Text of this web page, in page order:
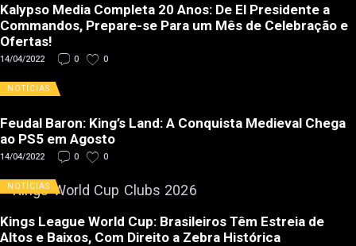
Kalypso Media Completa 20 Anos: De El Presidente a
Commandos, Prepare-se Para um Mês de Celebração e
Ofertas!
14/04/2022 0 0
NOTÍCIAS
Feudal Baron: King’s Land: A Conquista Medieval Chega
ao PS5 em Agosto
14/04/2022 0 0
NOTÍCIAS
Kings League World Cup: Brasileiros Têm Estreia de
Altos e Baixos, Com Direito a Zebra Histórica